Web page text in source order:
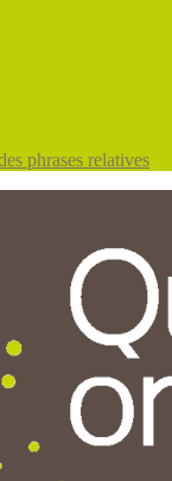
phrases relatives